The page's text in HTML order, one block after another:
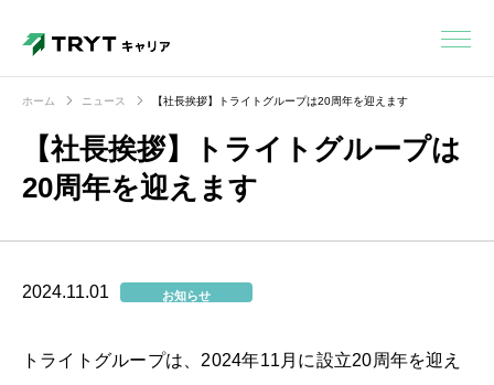
ホーム ニュース 【社長挨拶】トライトグループは20周年を迎えます
【社長挨拶】トライトグループは
20周年を迎えます
2024.11.01 お知らせ
トライトグループは、2024年11月に設立20周年を迎え